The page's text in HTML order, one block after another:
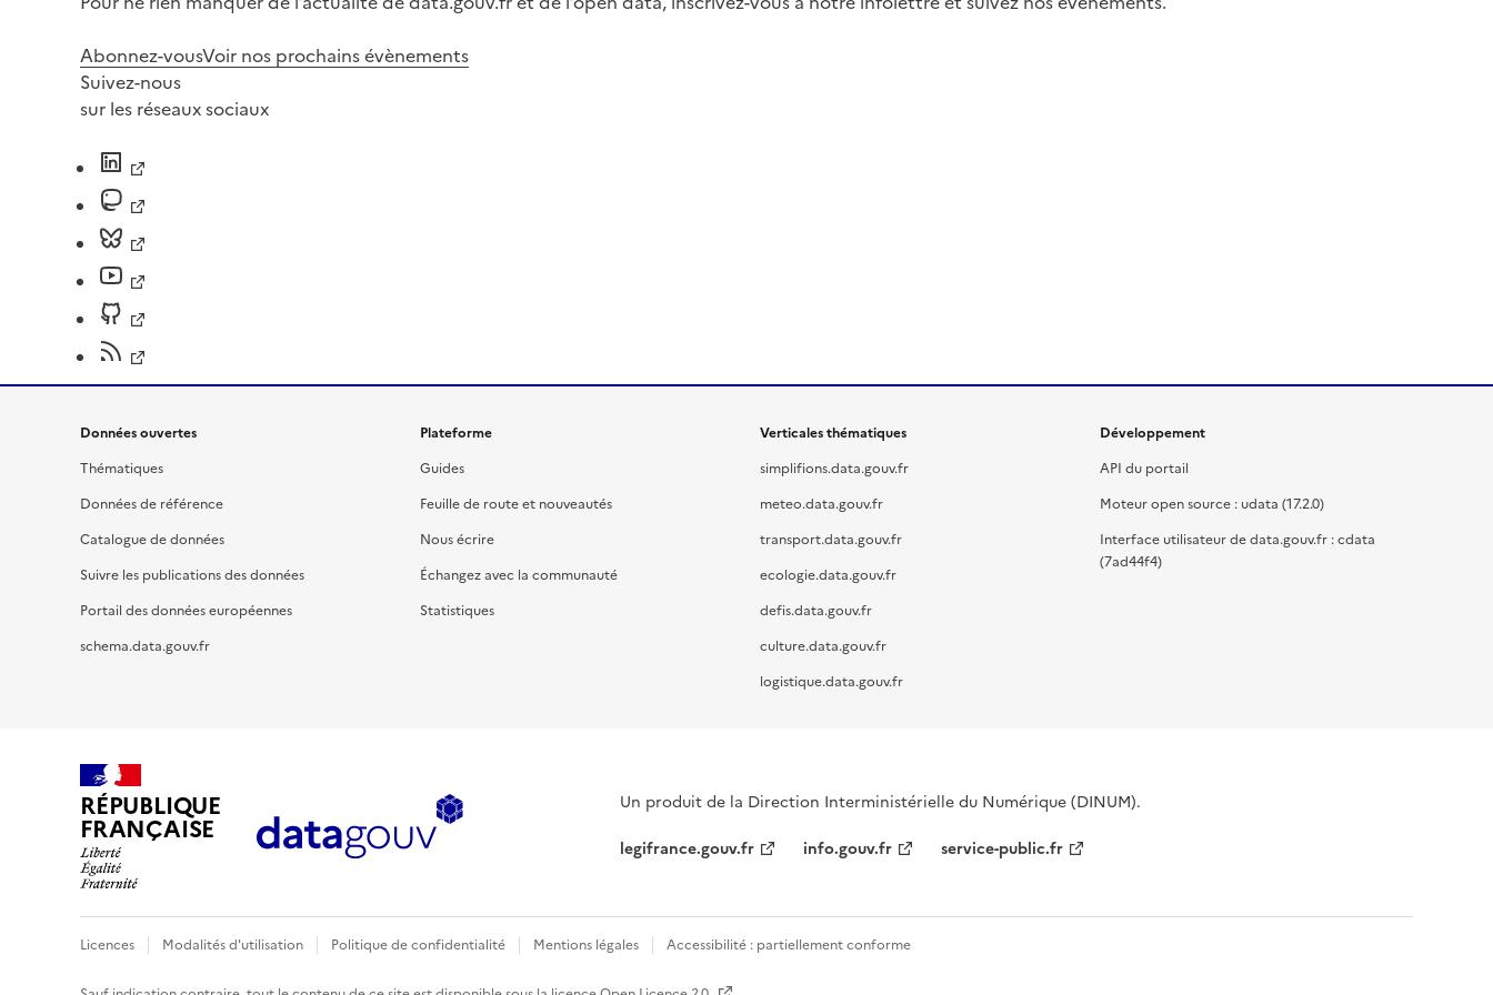
Abonnez-vousVoir nos prochains évènements
Suivez-nous
sur les réseaux sociaux
Données ouvertes
Thématiques
Données de référence
Catalogue de données
Suivre les publications des données
Portail des données européennes
schema.data.gouv.fr
Plateforme
Guides
Feuille de route et nouveautés
Nous écrire
Échangez avec la communauté
Statistiques
Verticales thématiques
simplifions.data.gouv.fr
meteo.data.gouv.fr
transport.data.gouv.fr
ecologie.data.gouv.fr
defis.data.gouv.fr
culture.data.gouv.fr
logistique.data.gouv.fr
Développement
API du portail
Moteur open source : udata (17.2.0)
Interface utilisateur de data.gouv.fr : cdata
(7ad44f4)
RÉPUBLIQUE
FRANÇAISE
Un produit de la Direction Interministérielle du Numérique (DINUM).
legifrance.gouv.fr
info.gouv.fr service-public.fr
Licences Modalités d'utilisation Politique de confidentialité Mentions légales Accessibilité : partiellement conforme